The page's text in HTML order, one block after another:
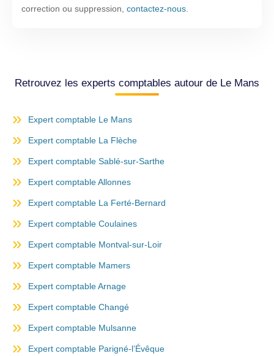
correction ou suppression, contactez-nous
Retrouvez les experts comptables autour de Le Mans
Expert comptable Le Mans
Expert comptable La Flèche
Expert comptable Sablé-sur-Sarthe
Expert comptable Allonnes
Expert comptable La Ferté-Bernard
Expert comptable Coulaines
Expert comptable Montval-sur-Loir
Expert comptable Mamers
Expert comptable Arnage
Expert comptable Changé
Expert comptable Mulsanne
Expert comptable Parigné-l’Évêque